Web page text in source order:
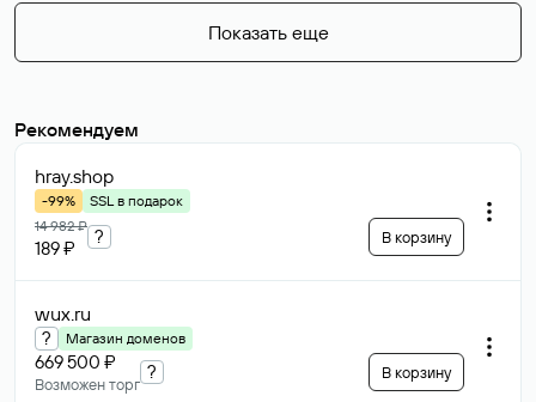
Показать еще
Рекомендуем
hray.shop
-99%
SSL в подарок
14 982 ₽
189 ₽
? В корзину
wux.ru
? Магазин доменов
669 500 ₽
Возможен торг
? В корзину